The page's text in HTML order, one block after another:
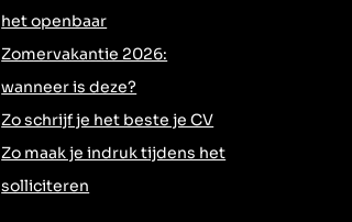
het openbaar
Zomervakantie 2026:
wanneer is deze?
Zo schrijf je het beste je CV
Zo maak je indruk tijdens het
solliciteren